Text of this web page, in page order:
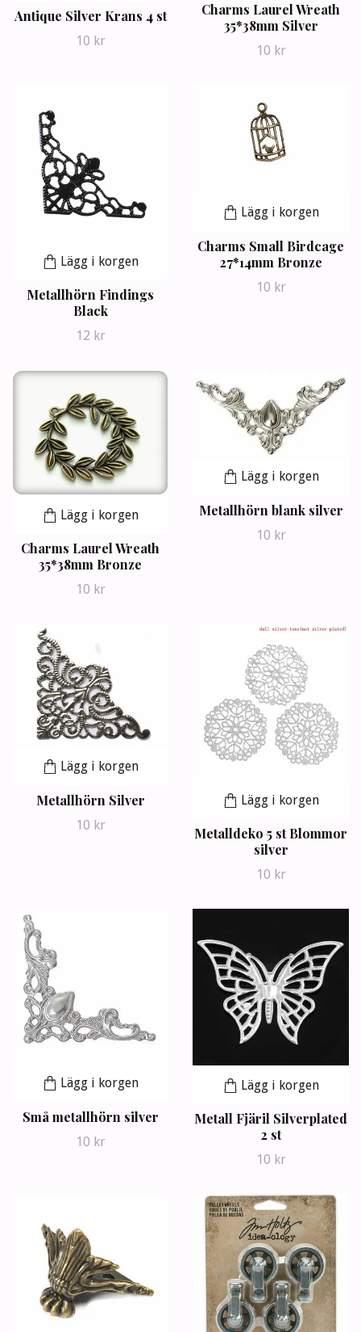
Antique Silver Krans 4 st
10 kr
Charms Laurel Wreath
35*38mm Silver
10 kr
Lägg i korgen
Metallhörn Findings
Black
12 kr
Lägg i korgen
Charms Small Birdcage
27*14mm Bronze
10 kr
Lägg i korgen
Charms Laurel Wreath
35*38mm Bronze
10 kr
Lägg i korgen
Metallhörn blank silver
10 kr
Lägg i korgen
Metallhörn Silver
10 kr
Lägg i korgen
Metalldeko 5 st Blommor
silver
10 kr
Lägg i korgen
Små metallhörn silver
10 kr
Lägg i korgen
Metall Fjäril Silverplated
2 st
10 kr